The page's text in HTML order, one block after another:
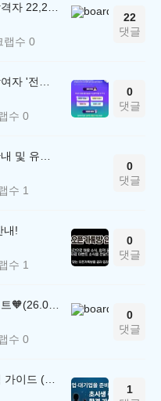
랩수 0
22
댓글
수 0
0
댓글
수 1
0
댓글
내!
수 1
0
댓글
수 0
0
댓글
1